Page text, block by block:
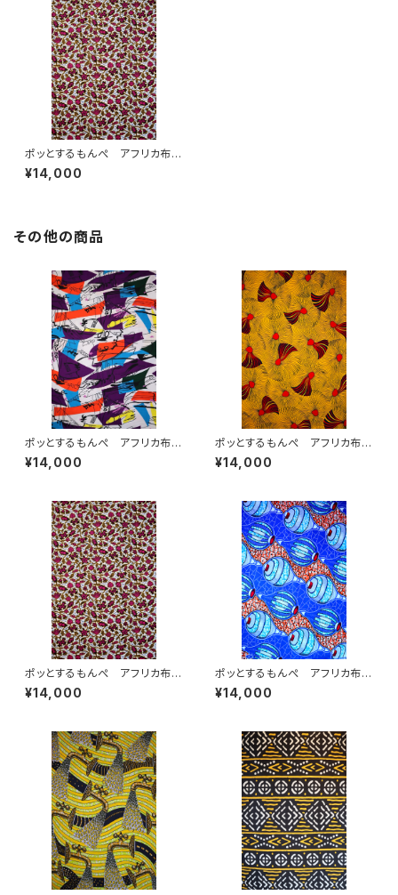
ポッとするもんぺ アフリカ布
No.232
¥14,000
その他の商品
ポッとするもんぺ アフリカ布
No.106
¥14,000
ポッとするもんぺ アフリカ布
No.169
¥14,000
ポッとするもんぺ アフリカ布
No.232
¥14,000
ポッとするもんぺ アフリカ布
駒柄 ブルー・レッド
¥14,000